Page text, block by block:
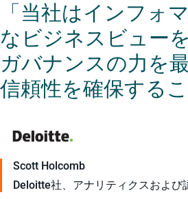
「当社はインフォ
なビジネスビュー
ガバナンスの力を
信頼性を確保する
Scott Holcomb
Deloitte社、アナリティクスおよ